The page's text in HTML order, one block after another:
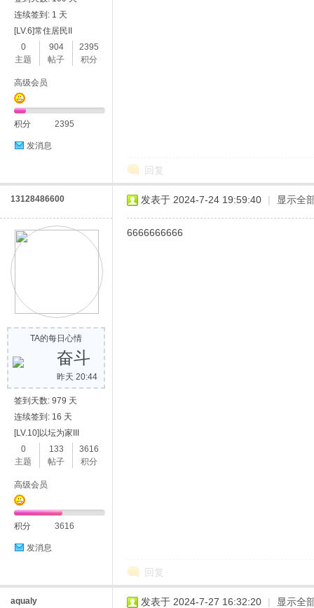
连续签到: 1 天
[LV.6]常住居民II
0
主题
904
帖子
2395
积分
高级会员
积分 2395
发消息
回复
13128486600
TA的每日心情
奋斗
昨天 20:44
签到天数: 979 天
连续签到: 16 天
[LV.10]以坛为家III
0
主题
133
帖子
3616
积分
高级会员
积分 3616
发消息
发表于 2024-7-24 19:59:40 | 显示全
6666666666
回复
aqualy 发表于 2024-7-27 16:32:20 | 显示全